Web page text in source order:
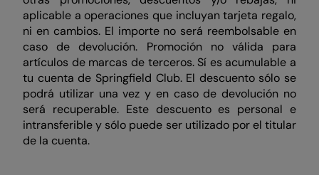
aplicable a operaciones que incluyan tarjeta regalo,
ni en cambios. El importe no será reembolsable en
caso de devolución. Promoción no válida para
artículos de marcas de terceros. Sí es acumulable a
tu cuenta de Springfield Club. El descuento sólo se
podrá utilizar una vez y en caso de devolución no
será recuperable. Este descuento es personal e
intransferible y sólo puede ser utilizado por el titular
de la cuenta.